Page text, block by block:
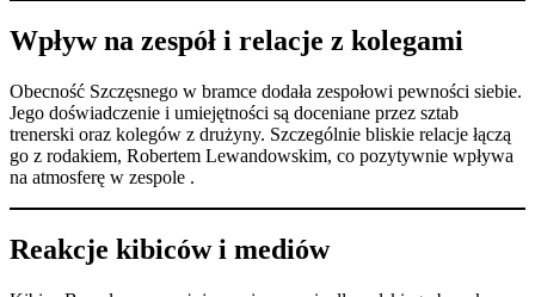
Wpływ na zespół i relacje z kolegami
Obecność Szczęsnego w bramce dodała zespołowi pewności siebie.
Jego doświadczenie i umiejętności są doceniane przez sztab
trenerski oraz kolegów z drużyny. Szczególnie bliskie relacje łączą
go z rodakiem, Robertem Lewandowskim, co pozytywnie wpływa
na atmosferę w zespole .​
Reakcje kibiców i mediów